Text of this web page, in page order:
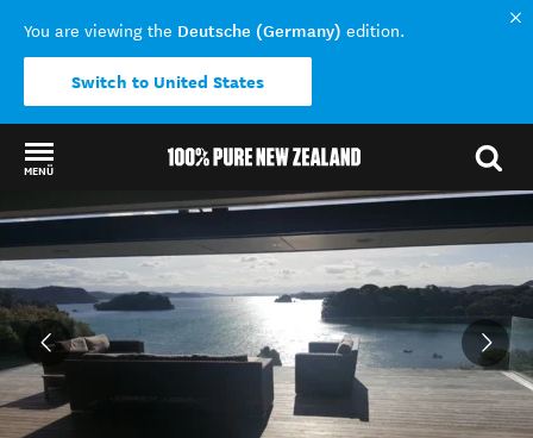
You are viewing the Deutsche (Germany) edition.
Switch to United States
MENÜ
Back to my results